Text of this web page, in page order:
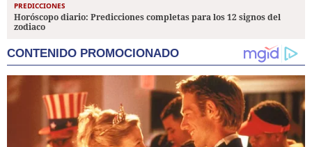
PREDICCIONES
Horóscopo diario: Predicciones completas para los 12 signos del
zodiaco
CONTENIDO PROMOCIONADO